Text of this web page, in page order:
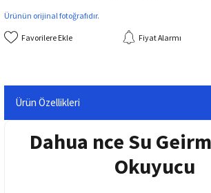
Ürünün orijinal fotoğrafıdır.
Fiyat Alarmı
Ürün Özellikleri
Dahua nce Su
Okuyucu